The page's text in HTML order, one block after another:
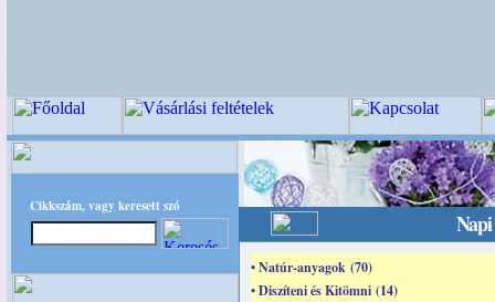
Cikkszám, vagy keresett szó
Napi
• Natúr-anyagok (70)
• Diszíteni és Kitömni (14)